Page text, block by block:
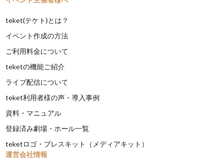
teket(テケト)とは？
イベント作成の方法
ご利用料金について
teketの機能ご紹介
ライブ配信について
teket利用者様の声・導入事例
資料・マニュアル
登録済み劇場・ホール一覧
teketロゴ・プレスキット（メディアキット）
運営会社情報